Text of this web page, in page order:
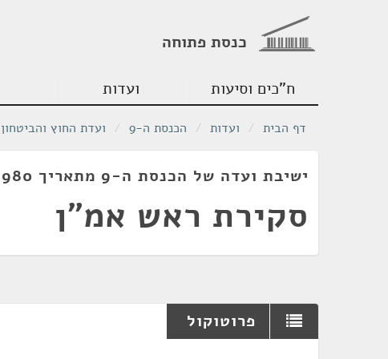
כנסת פתוחה
ח"כים וסיעות ועדות
דף הבית / ועדות / הכנסת ה-9 / ועדת החוץ והביטחון
ישיבת ועדה של הכנסת ה-9 מתאריך 10/06/1980
סקירת ראש אמ"ן
פרוטוקול